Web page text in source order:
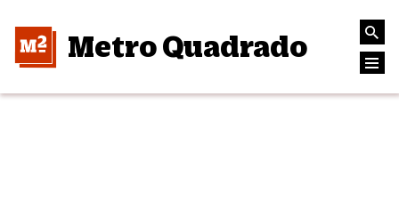
Metro Quadrado